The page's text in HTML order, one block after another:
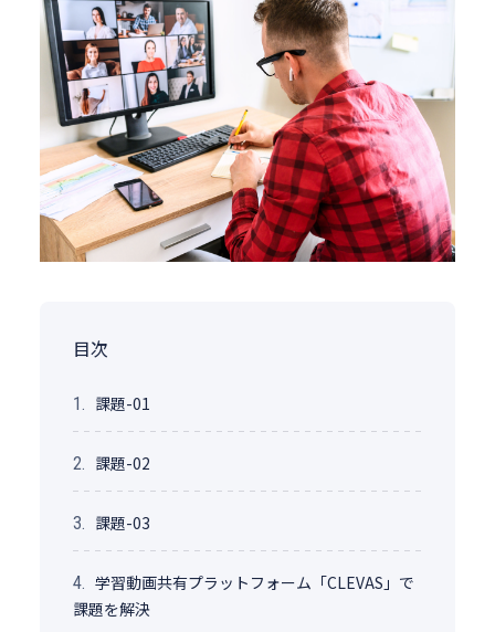
目次
1. 課題-01
2. 課題-02
3. 課題-03
4. 学習動画共有プラットフォーム「CLEVAS」で
課題を解決